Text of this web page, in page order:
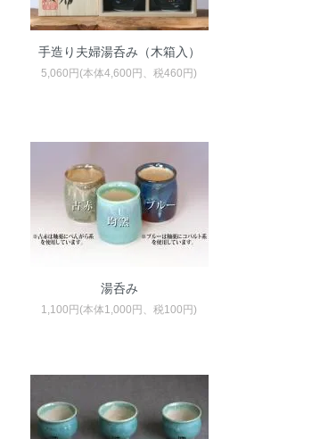
手造り夫婦湯呑み（木箱入）
5,060円(本体4,600円、税460円)
湯呑み
1,100円(本体1,000円、税100円)